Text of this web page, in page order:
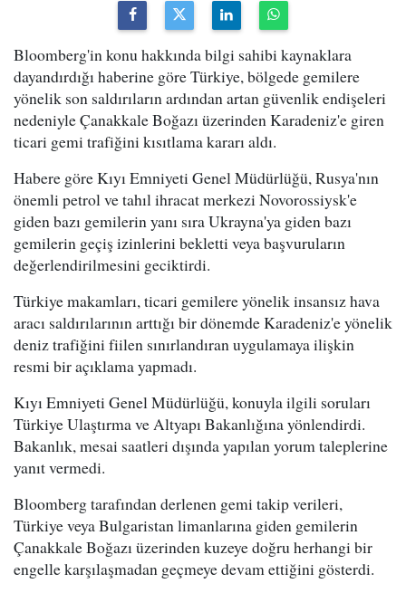
Bloomberg'in konu hakkında bilgi sahibi kaynaklara
dayandırdığı haberine göre Türkiye, bölgede gemilere
yönelik son saldırıların ardından artan güvenlik endişeleri
nedeniyle Çanakkale Boğazı üzerinden Karadeniz'e giren
ticari gemi trafiğini kısıtlama kararı aldı.
Habere göre Kıyı Emniyeti Genel Müdürlüğü, Rusya'nın
önemli petrol ve tahıl ihracat merkezi Novorossiysk'e
giden bazı gemilerin yanı sıra Ukrayna'ya giden bazı
gemilerin geçiş izinlerini bekletti veya başvuruların
değerlendirilmesini geciktirdi.
Türkiye makamları, ticari gemilere yönelik insansız hava
aracı saldırılarının arttığı bir dönemde Karadeniz'e yönelik
deniz trafiğini fiilen sınırlandıran uygulamaya ilişkin
resmi bir açıklama yapmadı.
Kıyı Emniyeti Genel Müdürlüğü, konuyla ilgili soruları
Türkiye Ulaştırma ve Altyapı Bakanlığına yönlendirdi.
Bakanlık, mesai saatleri dışında yapılan yorum taleplerine
yanıt vermedi.
Bloomberg tarafından derlenen gemi takip verileri,
Türkiye veya Bulgaristan limanlarına giden gemilerin
Çanakkale Boğazı üzerinden kuzeye doğru herhangi bir
engelle karşılaşmadan geçmeye devam ettiğini gösterdi.